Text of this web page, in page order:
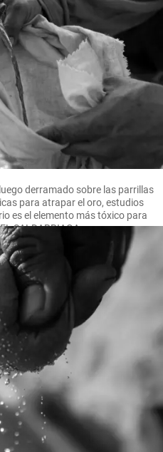
derramado sobre las parrillas
para atrapar el oro, estudios
es el elemento más tóxico para
SALDARRIAGA